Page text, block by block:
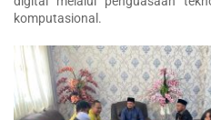
komputasional.